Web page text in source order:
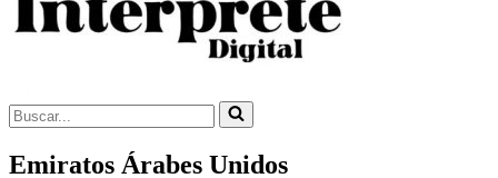
Buscar...
Emiratos Árabes Unidos